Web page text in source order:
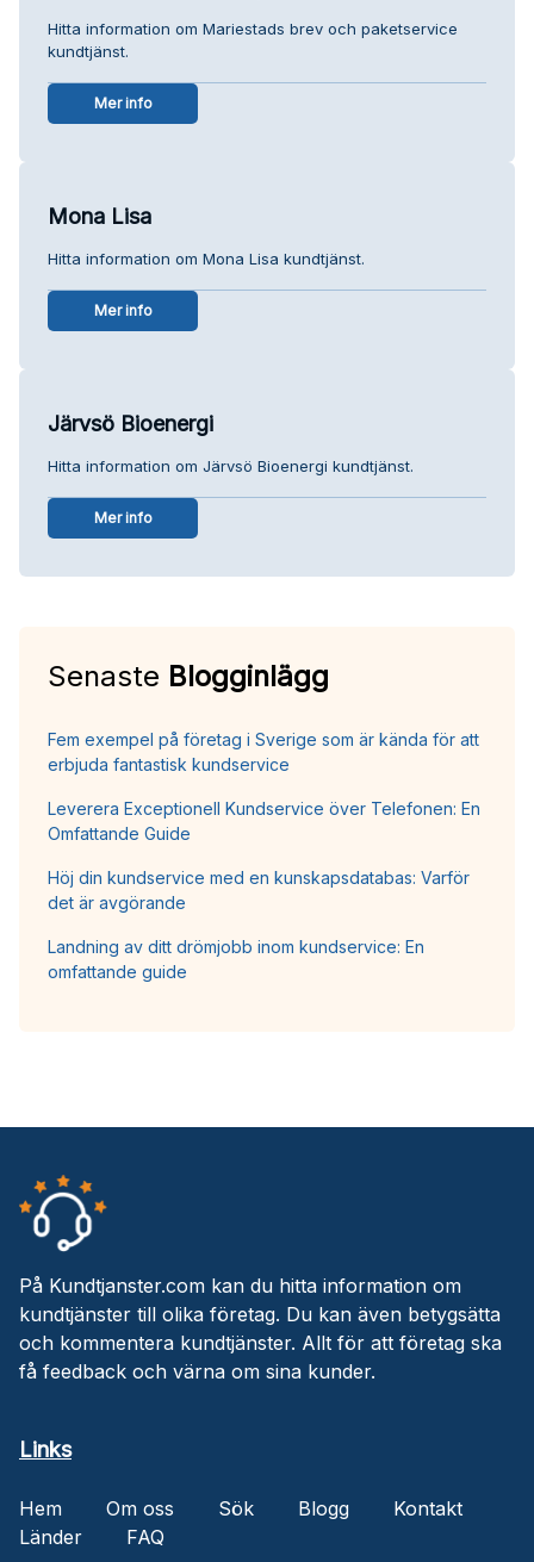
Hitta information om Mariestads brev och paketservice
kundtjänst.
Mer info
Mona Lisa
Hitta information om Mona Lisa kundtjänst.
Mer info
Järvsö Bioenergi
Hitta information om Järvsö Bioenergi kundtjänst.
Mer info
Senaste Blogginlägg
Fem exempel på företag i Sverige som är kända för att
erbjuda fantastisk kundservice
Leverera Exceptionell Kundservice över Telefonen: En
Omfattande Guide
Höj din kundservice med en kunskapsdatabas: Varför
det är avgörande
Landning av ditt drömjobb inom kundservice: En
omfattande guide
På Kundtjanster.com kan du hitta information om
kundtjänster till olika företag. Du kan även betygsätta
och kommentera kundtjänster. Allt för att företag ska
få feedback och värna om sina kunder.
Links
Hem Om oss Sök Blogg
Kontakt
Länder
FAQ